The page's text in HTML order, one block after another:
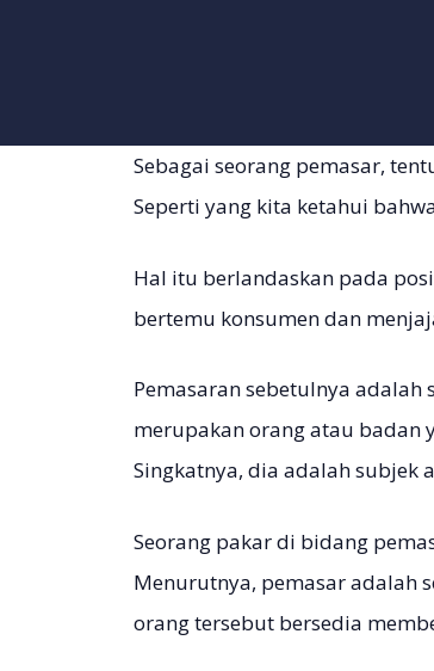
Sebagai seorang pemasar,
Seperti yang kita ketahui
Hal itu berlandaskan pada
bertemu konsumen dan
Pemasaran sebetulnya
merupakan orang atau badan
Singkatnya, dia adalah subjek
Seorang pakar di bidang
Menurutnya, pemasar adalah
orang tersebut bersedia